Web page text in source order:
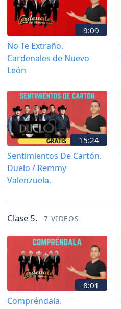
9:09
No Te Extraño.
Cardenales de Nuevo
León
15:24
Sentimientos De Cartón.
Duelo / Remmy
Valenzuela.
Clase 5. 7 VIDEOS
8:01
Compréndala.